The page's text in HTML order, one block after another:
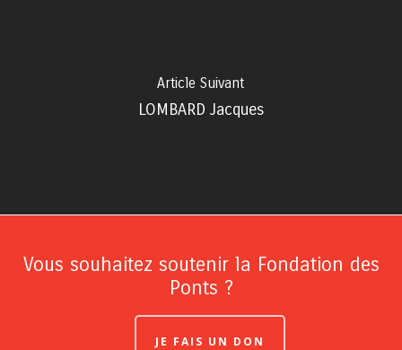
Article Suivant
LOMBARD Jacques
Vous souhaitez soutenir la Fondation des
Ponts ?
JE FAIS UN DON